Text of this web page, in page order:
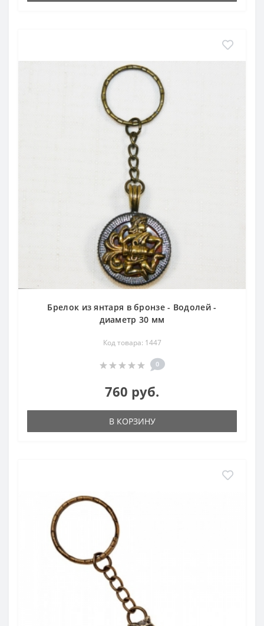
Брелок из янтаря в бронзе - Водолей -
диаметр 30 мм
Код товара: 1447
0
760 руб.
В КОРЗИНУ